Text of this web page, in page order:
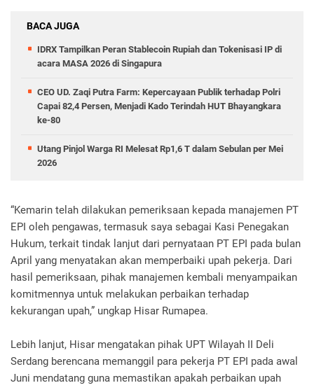
BACA JUGA
IDRX Tampilkan Peran Stablecoin Rupiah dan Tokenisasi IP di
acara MASA 2026 di Singapura
CEO UD. Zaqi Putra Farm: Kepercayaan Publik terhadap Polri
Capai 82,4 Persen, Menjadi Kado Terindah HUT Bhayangkara
ke-80
Utang Pinjol Warga RI Melesat Rp1,6 T dalam Sebulan per Mei
2026
“Kemarin telah dilakukan pemeriksaan kepada manajemen PT
EPI oleh pengawas, termasuk saya sebagai Kasi Penegakan
Hukum, terkait tindak lanjut dari pernyataan PT EPI pada bulan
April yang menyatakan akan memperbaiki upah pekerja. Dari
hasil pemeriksaan, pihak manajemen kembali menyampaikan
komitmennya untuk melakukan perbaikan terhadap
kekurangan upah,” ungkap Hisar Rumapea.
Lebih lanjut, Hisar mengatakan pihak UPT Wilayah II Deli
Serdang berencana memanggil para pekerja PT EPI pada awal
Juni mendatang guna memastikan apakah perbaikan upah